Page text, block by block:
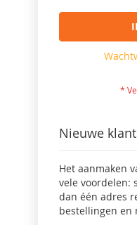
Nieuwe
Het aanmaken
vele voordelen:
dan één adres
bestellingen en